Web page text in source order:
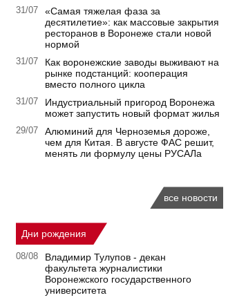
31/07
«Самая тяжелая фаза за
десятилетие»: как массовые закрытия
ресторанов в Воронеже стали новой
нормой
31/07
Как воронежские заводы выживают на
рынке подстанций: кооперация
вместо полного цикла
31/07
Индустриальный пригород Воронежа
может запустить новый формат жилья
29/07
Алюминий для Черноземья дороже,
чем для Китая. В августе ФАС решит,
менять ли формулу цены РУСАЛа
все новости
Дни рождения
08/08
Владимир Тулупов - декан
факультета журналистики
Воронежского государственного
университета